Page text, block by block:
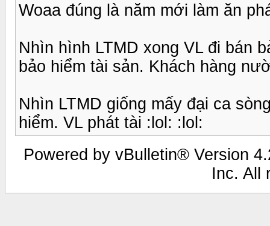
Woaa đúng là năm mới làm ăn
Nhìn hình LTMD xong VL đi bán
bảo hiểm tài sản. Khách hàng
Nhìn LTMD giống mấy đại ca
hiểm. VL phát tài :lol: :lol:
Powered by vBulletin® Version
Inc. All